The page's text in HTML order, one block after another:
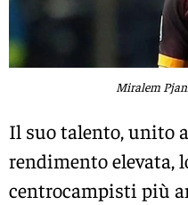
Miralem
Il suo talento, unito
rendimento elevata,
centrocampisti più